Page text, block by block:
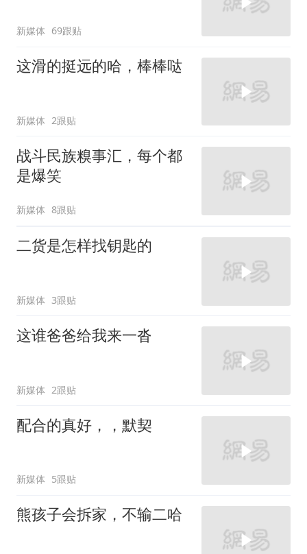
新媒体 69跟贴
这滑的挺远的哈，棒棒哒
新媒体 2跟贴
战斗民族糗事汇，每个都
是爆笑
新媒体 8跟贴
二货是怎样找钥匙的
新媒体 3跟贴
这谁爸爸给我来一沓
新媒体 2跟贴
配合的真好，，默契
新媒体 5跟贴
熊孩子会拆家，不输二哈